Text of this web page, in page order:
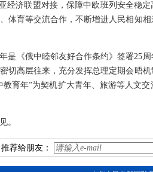
经济联盟对接，保障中欧班列安全稳
体育等交流合作，不断增进人民相知
是《俄中睦邻友好合作条约》签署25
切高层往来，充分发挥总理定期会晤
教育年”为契机扩大青年、旅游等人文
。
推荐给朋友：